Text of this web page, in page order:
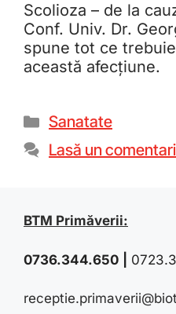
Scolioza – de la
Conf. Univ. Dr.
spune tot ce
această afecțiune.
Sanatate
Lasă un
BTM Primăverii:
0736.344.650